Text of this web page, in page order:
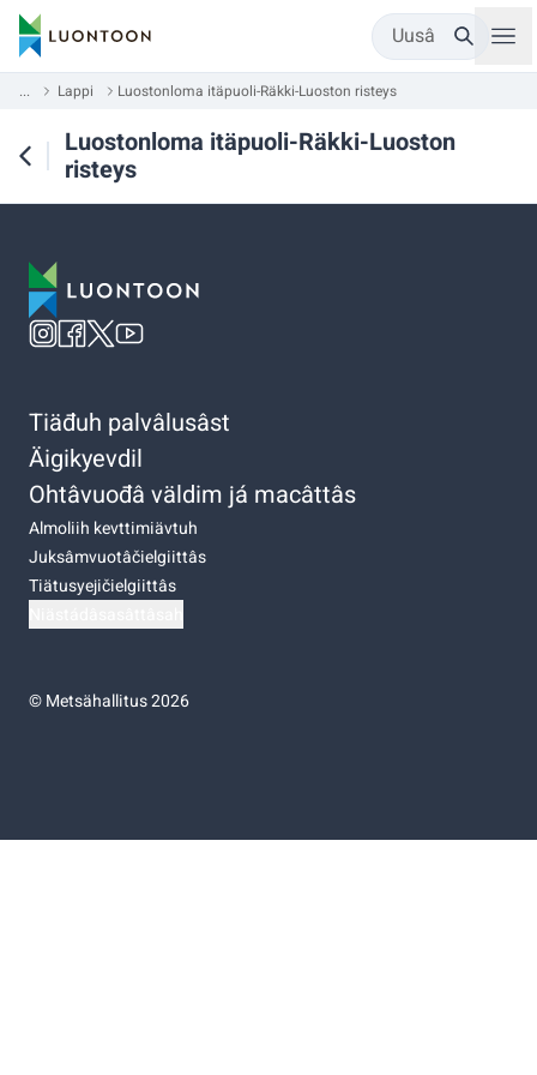
Uusâ
... Lappi Luostonloma itäpuoli-Räkki-Luoston risteys
Luostonloma itäpuoli-Räkki-Luoston
risteys
Tiäđuh palvâlusâst
Äigikyevdil
Ohtâvuođâ väldim já macâttâs
Almoliih kevttimiävtuh
Juksâmvuotâčielgiittâs
Tiätusyejičielgiittâs
©Metsähallitus 2026